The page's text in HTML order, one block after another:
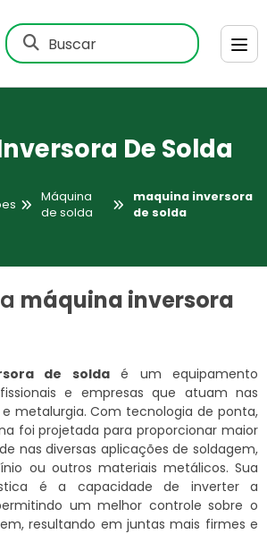
Buscar
De Solda
Máquina
de solda
maquina inversora
de solda
máquina inversora
de soldaé um equipamento
e empresas que atuam nas
metalurgia. Com tecnologia de ponta,
foi projetada para proporcionar maior
nas diversas aplicações de soldagem,
ou outros materiais metálicos. Sua
é a capacidade de inverter a
um melhor controle sobre o
resultando em juntas mais firmes e